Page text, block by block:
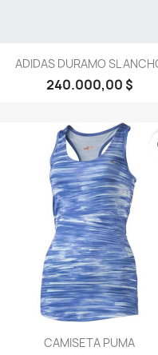
ADIDAS DURAMO SL
240.000,00 $
CAMISETA PUMA